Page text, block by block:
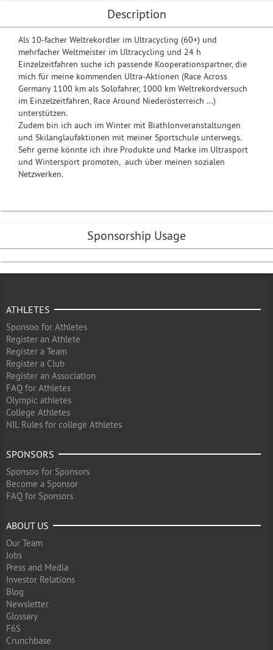
Description
Als 10-facher Weltrekordler im Ultracycling (60+) und
mehrfacher Weltmeister im Ultracycling und 24 h
Einzelzeitfahren suche ich passende Kooperationspartner, die
mich für meine kommenden Ultra-Aktionen (Race Across
Germany 1100 km als Solofahrer, 1000 km Weltrekordversuch
im Einzelzeitfahren, Race Around Niederösterreich …)
unterstützen.
Zudem bin ich auch im Winter mit Biathlonveranstaltungen
und Skilanglaufaktionen mit meiner Sportschule unterwegs.
Sehr gerne könnte ich ihre Produkte und Marke im Ultrasport
und Wintersport promoten, auch über meinen sozialen
Netzwerken.
Sponsorship Usage
ATHLETES
Sponsoo for Athletes
Register an Athlete
Register a Team
Register a Club
Register an Association
FAQ for Athletes
Olympic athletes
College Athletes
NIL Rules for college Athletes
SPONSORS
Sponsoo for Sponsors
Become a Sponsor
FAQ for Sponsors
ABOUT US
Our Team
Jobs
Press and Media
Investor Relations
Blog
Newsletter
Glossary
F6S
Crunchbase